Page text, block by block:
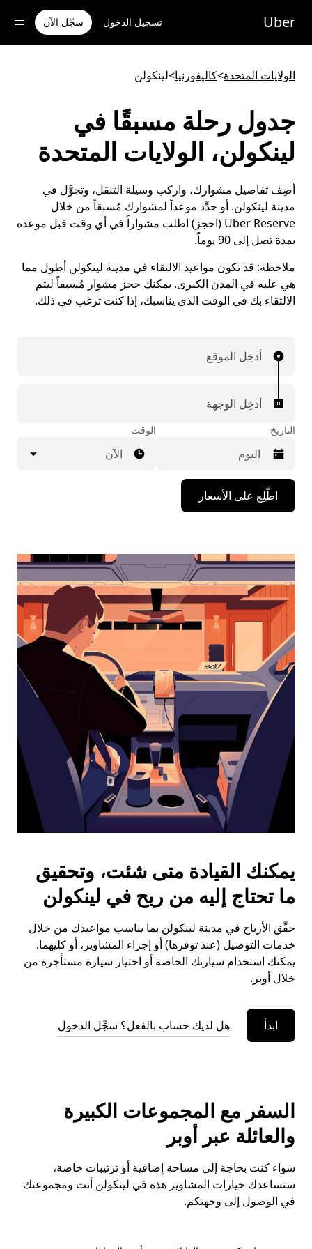
للوصول
المحتوى
Uber تسجيل الدخول سجّل الآن
الولايات المتحدة>كاليفورنيا>لينكولن
جدول رحلة مسبقًا في
لينكولن، الولايات المتحدة
أضِف تفاصيل مشوارك، واركب وسيلة التنقل، وتجوَّل في
مدينة لينكولن. أو حدِّد موعداً لمشوارك مُسبقاً من خلال
Uber Reserve (احجز) اطلب مشواراً في أي وقت قبل موعده
بمدة تصل إلى 90 يوماً.
ملاحظة: قد تكون مواعيد الالتقاء في مدينة لينكولن أطول مما
هي عليه في المدن الكبرى. يمكنك حجز مشوار مُسبقاً ليتم
الالتقاء بك في الوقت الذي يناسبك، إذا كنت ترغب في ذلك.
أدخِل الموقع
أدخِل الوجهة
التاريخ
اضغط
على
مفتاح
للأسفل
لاستخدام
التقويم
التاريخ.
اضغط
على
زر
الخروج
لإغلاق
التقويم.
الوقت
الآن
اطَّلِع على الأسعار
يمكنك القيادة متى شئت، وتحقيق
ما تحتاج إليه من ربح في لينكولن
حقِّق الأرباح في مدينة لينكولن بما يناسب مواعيدك من خلال
خدمات التوصيل (عند توفرها) أو إجراء المشاوير، أو كليهما.
يمكنك استخدام سيارتك الخاصة أو اختيار سيارة مستأجرة من
خلال أوبر.
ابدأ هل لديك حساب بالفعل؟ سجِّل الدخول
السفر مع المجموعات الكبيرة
والعائلة عبر أوبر
سواء كنت بحاجة إلى مساحة إضافية أو ترتيبات خاصة،
ستساعدك خيارات المشاوير هذه في لينكولن أنت ومجموعتك
في الوصول إلى وجهتكم.